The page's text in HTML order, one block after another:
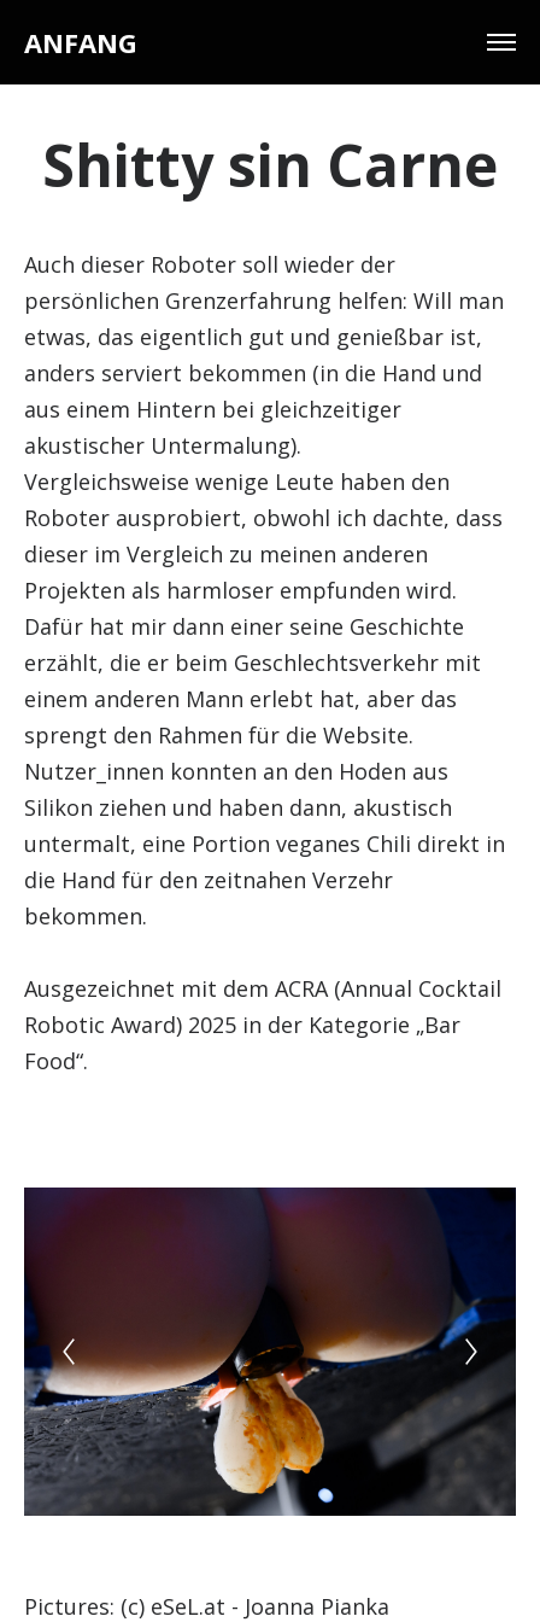
ANFANG
Shitty sin Carne
Auch dieser Roboter soll wieder der
persönlichen Grenzerfahrung helfen: Will man
etwas, das eigentlich gut und genießbar ist,
anders serviert bekommen (in die Hand und
aus einem Hintern bei gleichzeitiger
akustischer Untermalung).
Vergleichsweise wenige Leute haben den
Roboter ausprobiert, obwohl ich dachte, dass
dieser im Vergleich zu meinen anderen
Projekten als harmloser empfunden wird.
Dafür hat mir dann einer seine Geschichte
erzählt, die er beim Geschlechtsverkehr mit
einem anderen Mann erlebt hat, aber das
sprengt den Rahmen für die Website.
Nutzer_innen konnten an den Hoden aus
Silikon ziehen und haben dann, akustisch
untermalt, eine Portion veganes Chili direkt in
die Hand für den zeitnahen Verzehr
bekommen.
Ausgezeichnet mit dem ACRA (Annual Cocktail
Robotic Award) 2025 in der Kategorie „Bar
Food“.
Pictures: (c) eSeL.at - Joanna Pianka